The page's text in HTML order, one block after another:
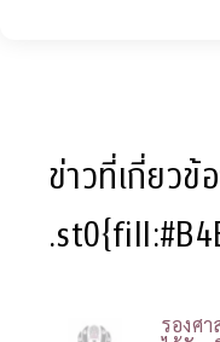
ข่าวที่เกี่ยวข้
รองศ